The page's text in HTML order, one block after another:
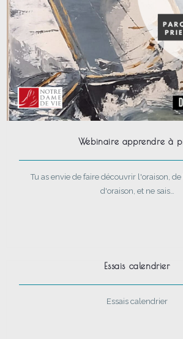
Webinaire apprendre à
Tu as envie de faire découvrir l'oraison,
d'oraison, et ne sais…
Essais calendrier
Essais calendrier